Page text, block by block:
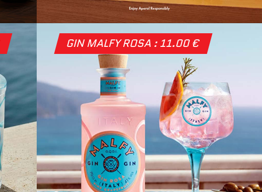
GIN MALFY ROSA : 11.00 €